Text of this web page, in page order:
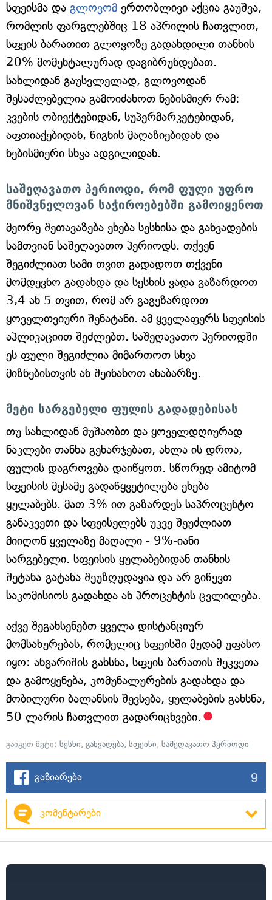
სფეისმა და გლოვომ ერთობლივი აქცია გაუშვა,
რომლის ფარგლებშიც 18 აპრილის ჩათვლით,
სფეის ბარათით გლოვოზე გადახდილი თანხის
20% მომენტალურად დაგიბრუნდებათ.
სახლიდან გაუსვლელად, გლოვოდან
შესაძლებელია გამოიძახოთ ნებისმიერ რამ:
კვების ობიექტებიდან, სუპერმარკეტებიდან,
აფთიაქებიდან, წიგნის მაღაზიებიდან და
ნებისმიერი სხვა ადგილიდან.
საშეღავათო პერიოდი, რომ ფული უფრო
მნიშვნელოვან საჭიროებებში გამოიყენოთ
მეორე შეთავაზება ეხება სესხისა და განვადების
სამთვიან საშეღავათო პერიოდს. თქვენ
შეგიძლიათ სამი თვით გადადოთ თქვენი
მომდევნო გადახდა და სესხის ვადა გაზარდოთ
3,4 ან 5 თვით, რომ არ გაგეზარდოთ
ყოველთვიური შენატანი. ამ ყველაფერს სფეისის
აპლიკაციით შეძლებთ. საშეღავათო პერიოდში
ეს ფული შეგიძლია მიმართოთ სხვა
მიზნებისთვის ან შეინახოთ ანაბარზე.
მეტი სარგებელი ფულის გადადებისას
თუ სახლიდან მუშაობთ და ყოველდღიურად
ნაკლები თანხა გეხარჯებათ, ახლა ის დროა,
ფულის დაგროვება დაიწყოთ. სწორედ ამიტომ
სფეისის მესამე გადაწყვეტილება ეხება
ყულაბებს. მათ 3% ით გაზარდეს საპროცენტო
განაკვეთი და სფეისელებს უკვე შეუძლიათ
მიიღონ ყველაზე მაღალი - 9%-იანი
სარგებელი. სფეისის ყულაბებიდან თანხის
შეტანა-გატანა შეუზღუდავია და არ გიწევთ
საკომისიოს გადახდა ან პროცენტის ცვლილება.
აქვე შეგახსენებთ ყველა დისტანციურ
მომსახურებას, რომელიც სფეისში მუდამ უფასო
იყო: ანგარიშის გახსნა, სფეის ბარათის შეკვეთა
და გამოყენება, კომუნალურების გადახდა და
მობილური ბალანსის შევსება, ყულაბების გახსნა,
50 ლარის ჩათვლით გადარიცხვები.
გაიგეთ მეტი: სესხი, განვადება, სფეისი, საშეღავათო პერიოდი
გაზიარება 9
კომენტარები